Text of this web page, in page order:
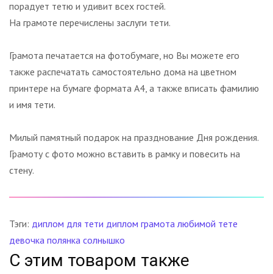
порадует тетю и удивит всех гостей.
На грамоте перечислены заслуги тети.
Грамота печатается на фотобумаге, но Вы можете его
также распечатать самостоятельно дома на цветном
принтере на бумаге формата А4, а также вписать фамилию
и имя тети.
Милый памятный подарок на празднование Дня рождения.
Грамоту с фото можно вставить в рамку и повесить на
стену.
Тэги: диплом для тети диплом грамота любимой тете
девочка полянка солнышко
С этим товаром также